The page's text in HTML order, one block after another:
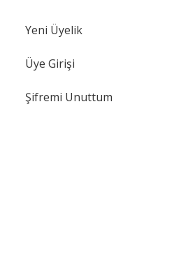
Yeni Üyelik
Üye Girişi
Şifremi Unuttum